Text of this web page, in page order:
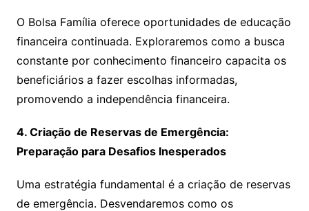
O Bolsa Família oferece oportunidades de educação
financeira continuada. Exploraremos como a busca
constante por conhecimento financeiro capacita os
beneficiários a fazer escolhas informadas,
promovendo a independência financeira.
4. Criação de Reservas de Emergência:
Preparação para Desafios Inesperados
Uma estratégia fundamental é a criação de reservas
de emergência. Desvendaremos como os